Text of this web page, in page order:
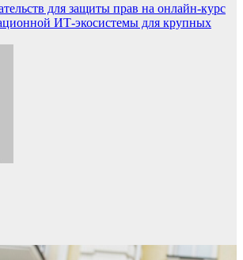
для защиты прав на онлайн-курс
ИТ-экосистемы для крупных